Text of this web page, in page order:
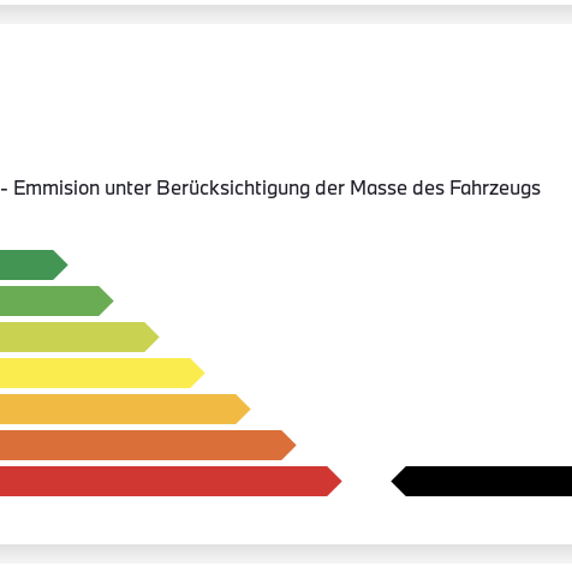
- Emmision unter Berücksichtigung der Masse des Fahrzeugs